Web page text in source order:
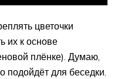
цветочки
их к основе
плёнке). Думаю,
подойдёт для беседки.